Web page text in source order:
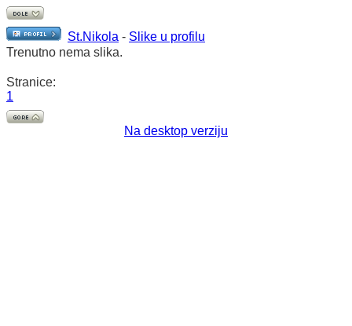
St.Nikola - Slike u profilu
Trenutno nema slika.
Stranice:
1
Na desktop verziju